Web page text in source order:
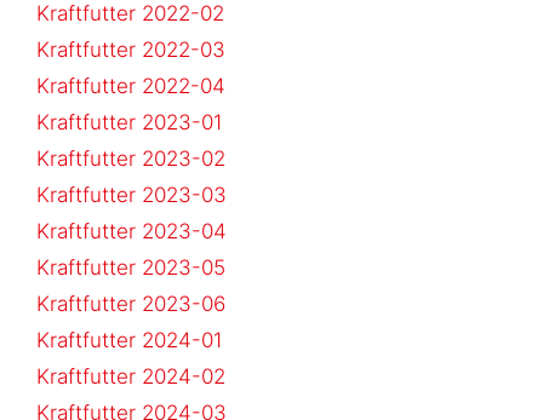
Kraftfutter 2022-02
Kraftfutter 2022-03
Kraftfutter 2022-04
Kraftfutter 2023-01
Kraftfutter 2023-02
Kraftfutter 2023-03
Kraftfutter 2023-04
Kraftfutter 2023-05
Kraftfutter 2023-06
Kraftfutter 2024-01
Kraftfutter 2024-02
Kraftfutter 2024-03